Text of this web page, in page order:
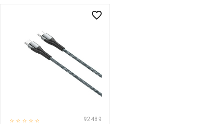
favorite_border
92489